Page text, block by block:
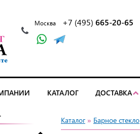
Москва +7 (495) 665-20-65
КАТАЛОГ ДОСТАВКА
Каталог » Барное стекло